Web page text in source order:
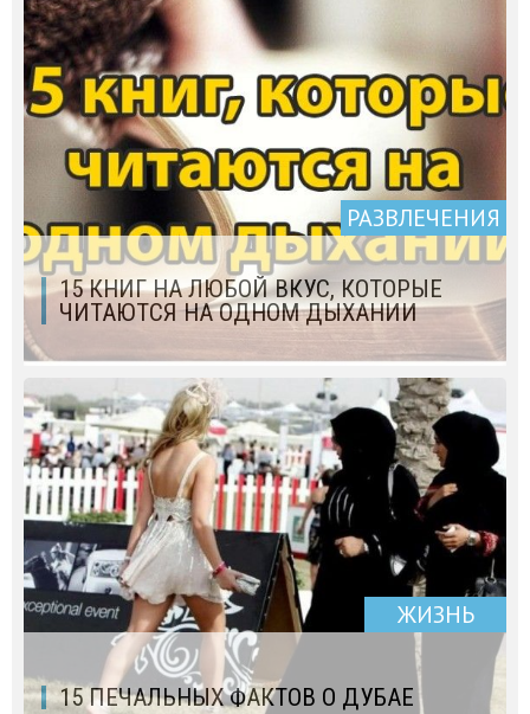
РАЗВЛЕЧЕНИЯ
15 КНИГ НА ЛЮБОЙ ВКУС, КОТОРЫЕ
ЧИТАЮТСЯ НА ОДНОМ ДЫХАНИИ
ЖИЗНЬ
15 ПЕЧАЛЬНЫХ ФАКТОВ О ДУБАЕ